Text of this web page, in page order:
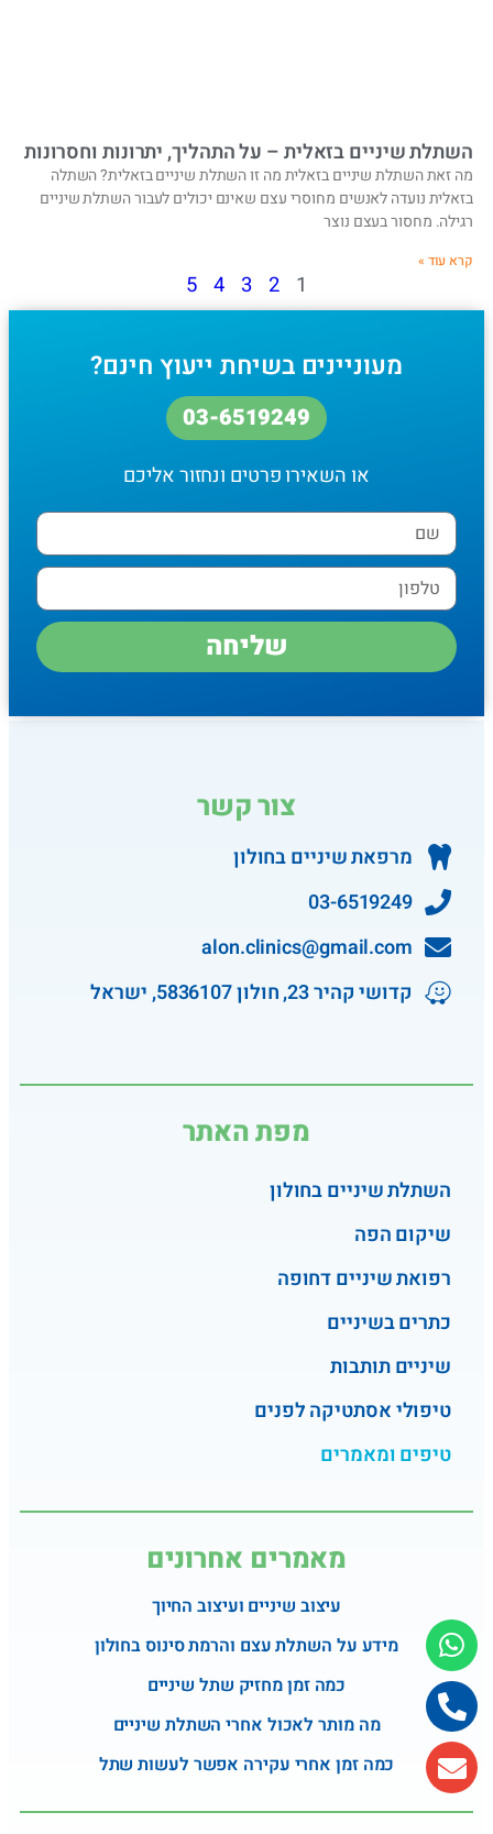
השתלת שיניים בזאלית – על התהליך, יתרונות וחסרונות
מה זאת השתלת שיניים בזאלית מה זו השתלת שיניים בזאלית? השתלה
בזאלית נועדה לאנשים מחוסרי עצם שאינם יכולים לעבור השתלת שיניים
רגילה. מחסור בעצם נוצר
קרא עוד »
1
2
3
4
5
מעוניינים בשיחת ייעוץ חינם?
03-6519249
או השאירו פרטים ונחזור אליכם
שליחה
צור קשר
מרפאת שיניים בחולון
03-6519249
alon.clinics@gmail.com
קדושי קהיר 23, חולון 5836107, ישראל
מפת האתר
השתלת שיניים בחולון
שיקום הפה
רפואת שיניים דחופה
כתרים בשיניים
שיניים תותבות
טיפולי אסתטיקה לפנים
טיפים ומאמרים
מאמרים אחרונים
עיצוב שיניים ועיצוב החיוך
מידע על השתלת עצם והרמת סינוס בחולון
כמה זמן מחזיק שתל שיניים
מה מותר לאכול אחרי השתלת שיניים
כמה זמן אחרי עקירה אפשר לעשות שתל